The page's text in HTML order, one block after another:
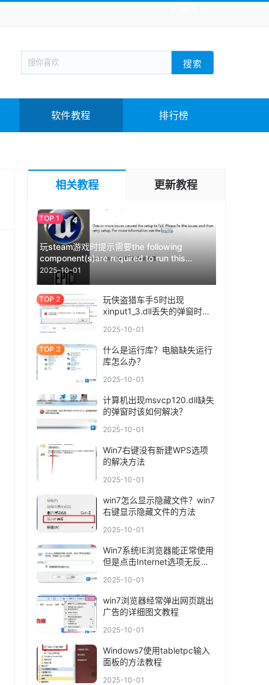
新闻阅读 旅游出行 生活实用
战棋游戏 枪战射击 模拟经营
教育教学 游戏娱乐 系统软件 素材下载
搜索
软件教程 排行榜
相关教程 更新教程
玩steam游戏时提示需要the following
component(s)are required to run this
program如何解决
2025-10-01
玩侠盗猎车手5时出现
xinput1_3.dll丢失的弹窗时该
2025-10-01
什么是运行库？电脑缺失运行
库怎么办？
2025-10-01
计算机出现msvcp120.dll缺失
的弹窗时该如何解决？
2025-10-01
Win7右键没有新建WPS选项
的解决方法
2025-10-01
win7怎么显示隐藏文件？win7
右键显示隐藏文件的方法
2025-10-01
Win7系统IE浏览器能正常使用
但是点击Internet选项无反应
2025-10-01
win7浏览器经常弹出网页跳出
广告的详细图文教程
2025-10-01
Windows7使用tabletpc输入
面板的方法教程
2025-10-01